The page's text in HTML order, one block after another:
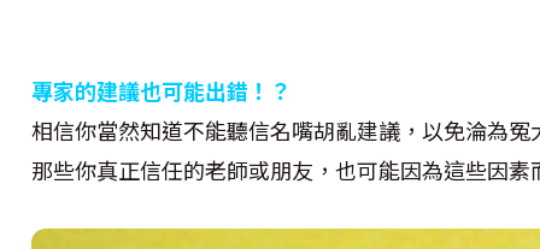
專家的建議也可能出錯！？
相信你當然知道不能聽信名嘴胡亂建議，以免淪為
那些你真正信任的老師或朋友，也可能因為這些因素